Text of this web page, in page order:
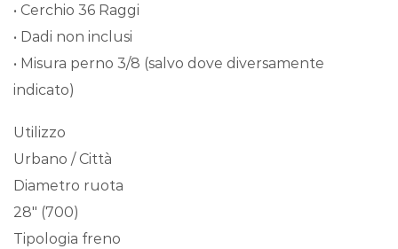
• Cerchio 36 Raggi
• Dadi non inclusi
• Misura perno 3/8 (salvo dove diversamente
indicato)
Utilizzo
Urbano / Città
Diametro ruota
28″ (700)
Tipologia freno